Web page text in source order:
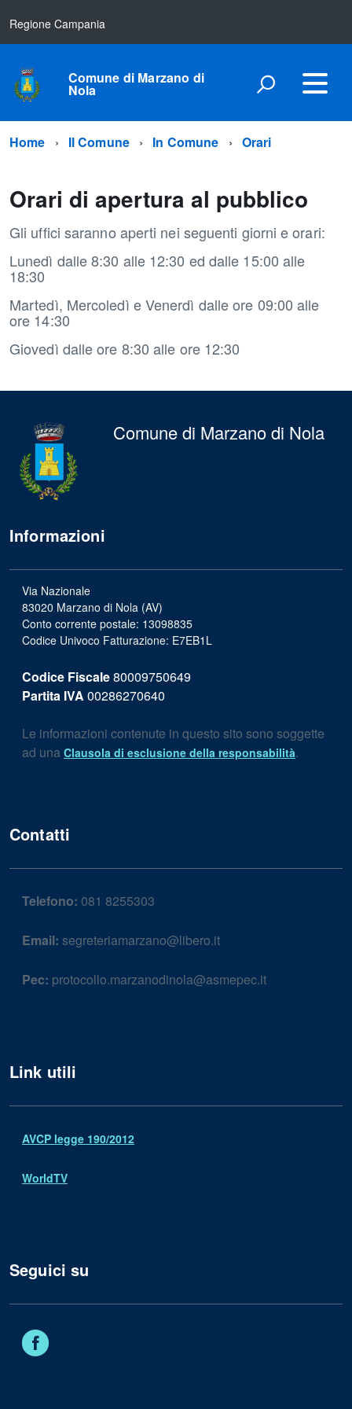
Regione Campania
Comune di Marzano di
Nola
Home Il Comune In Comune Orari
Orari di apertura al pubblico
Gli uffici saranno aperti nei seguenti giorni e orari:
Lunedì dalle 8:30 alle 12:30 ed dalle 15:00 alle
18:30
Martedì, Mercoledì e Venerdì dalle ore 09:00 alle
ore 14:30
Giovedì dalle ore 8:30 alle ore 12:30
Comune di Marzano di Nola
Informazioni
Via Nazionale
83020 Marzano di Nola (AV)
Conto corrente postale: 13098835
Codice Univoco Fatturazione: E7EB1L
Codice Fiscale80009750649
Partita IVA 00286270640
Le informazioni contenute in questo sito sono soggette
ad una Clausola di esclusione della responsabilità.
Contatti
Telefono: 081 8255303
Email: segreteriamarzano@libero.it
Pec: protocollo.marzanodinola@asmepec.it
Link utili
AVCP legge 190/2012
WorldTV
Seguici su